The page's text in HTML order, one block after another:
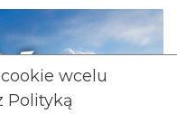
wcelu
Polityką